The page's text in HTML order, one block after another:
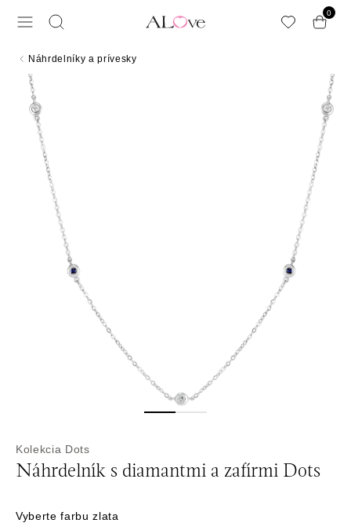
0
Náhrdelníky a prívesky
Kolekcia Dots
Náhrdelník s diamantmi a zafírmi Dots
Vyberte farbu zlata